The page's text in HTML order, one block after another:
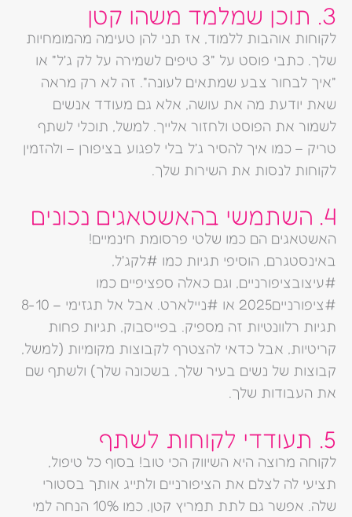
3. תוכן שמלמד משהו קטן
לקוחות אוהבות ללמוד, אז תני להן טעימה מהמומחיות
שלך. כתבי פוסט על "3 טיפים לשמירה על לק ג'ל" או
"איך לבחור צבע שמתאים לעונה". זה לא רק מראה
שאת יודעת מה את עושה, אלא גם מעודד אנשים
לשמור את הפוסט ולחזור אלייך. למשל, תוכלי לשתף
טריק – כמו איך להסיר ג'ל בלי לפגוע בציפורן – ולהזמין
לקוחות לנסות את השירות שלך.
4. השתמשי בהאשטאגים נכונים
האשטאגים הם כמו שלטי פרסומת חינמיים!
באינסטגרם, הוסיפי תגיות כמו #לקג'ל,
#עיצובציפורניים, וגם כאלה ספציפיים כמו
#ציפורניים2025 או #ניילארט. אבל אל תגזימי – 8-10
תגיות רלוונטיות זה מספיק. בפייסבוק, תגיות פחות
קריטיות, אבל כדאי להצטרף לקבוצות מקומיות (למשל,
קבוצות של נשים בעיר שלך, בשכונה שלך) ולשתף שם
את העבודות שלך.
5. תעודדי לקוחות לשתף
לקוחה מרוצה היא השיווק הכי טוב! בסוף כל טיפול,
תציעי לה לצלם את הציפורניים ולתייג אותך בסטורי
שלה. אפשר גם לתת תמריץ קטן, כמו 10% הנחה למי